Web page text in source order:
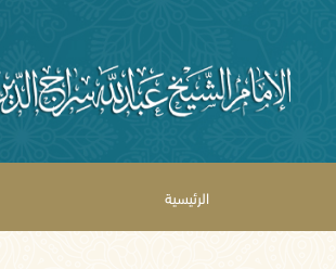
الرئيسية